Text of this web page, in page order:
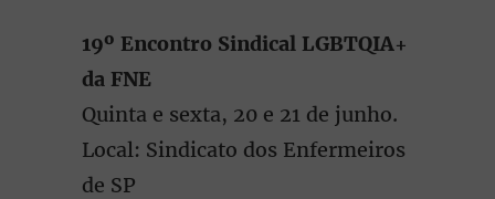
19º Encontro Sindical LGBTQIA+
da FNE
Quinta e sexta, 20 e 21 de junho.
Local: Sindicato dos Enfermeiros
de SP